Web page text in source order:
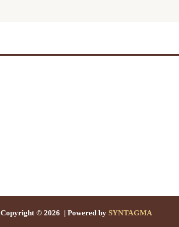
Copyright © 2026 | Powered bySYNTAGMA